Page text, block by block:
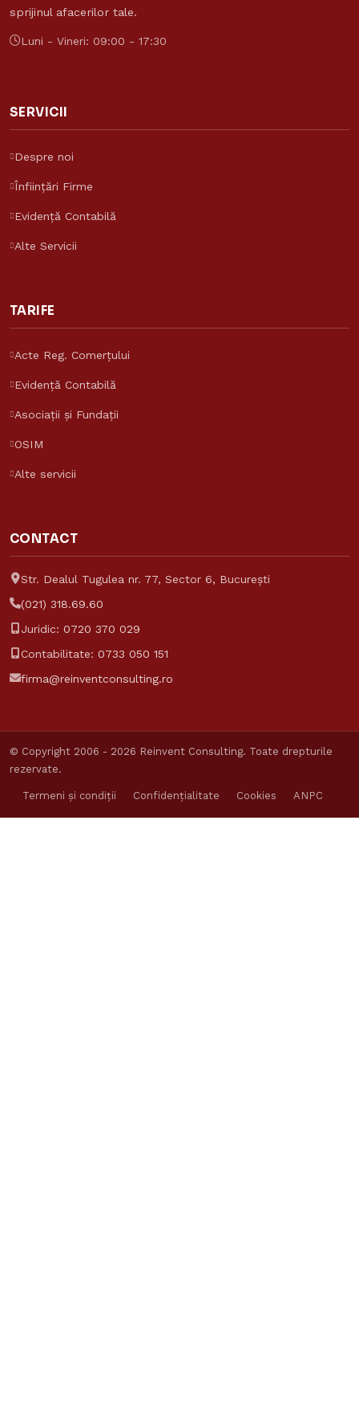
sprijinul afacerilor tale.
Luni - Vineri: 09:00 - 17:30
SERVICII
Despre noi
Înființări Firme
Evidență Contabilă
Alte Servicii
TARIFE
Acte Reg. Comerțului
Evidență Contabilă
Asociații și Fundații
OSIM
Alte servicii
CONTACT
Str. Dealul Tugulea nr. 77, Sector 6, București
(021) 318.69.60
Juridic: 0720 370 029
Contabilitate: 0733 050 151
firma@reinventconsulting.ro
© Copyright 2006 - 2026 Reinvent Consulting. Toate drepturile
rezervate.
Termeni și condiții Confidențialitate Cookies ANPC